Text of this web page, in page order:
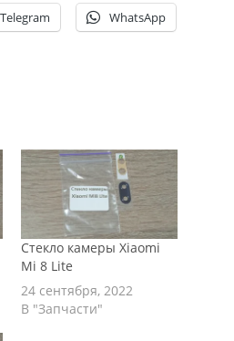
Telegram WhatsApp
Стекло камеры Xiaomi
Mi 8 Lite
24 сентября, 2022
В "Запчасти"